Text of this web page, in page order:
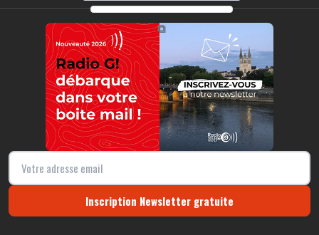
https://radio-g.fr?9865
⧉
Inscription Newsletter gratuite